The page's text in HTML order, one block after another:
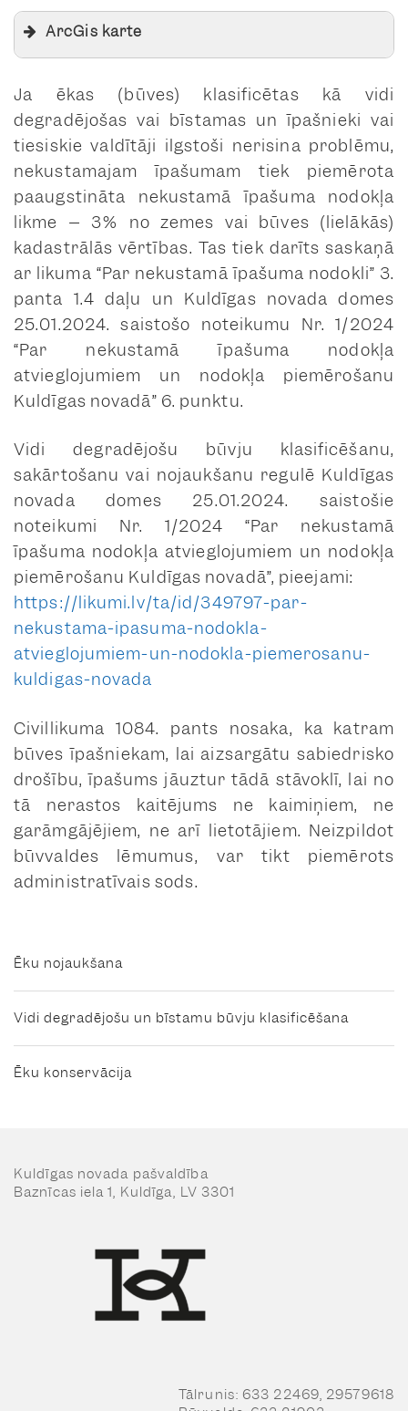
Alsungas pag.
Gudenieku pag.
Īvandes pag.
Kabiles pag.
Kuldīga
Kurmāles pag.
Laidu pag.
Nīkrāces pag.
Padures pag.
Pelču pag.
Rendas pag.
Rudbāržu pag.
Rumbas pag.
Skrunda
Skrundas pag
Snēpeles pag.
Vārmes pag.
ArcGis karte
ArcGis karte
Ja ēkas (būves) klasificētas kā vidi
degradējošas vai bīstamas un īpašnieki vai
tiesiskie valdītāji ilgstoši nerisina problēmu,
nekustamajam īpašumam tiek piemērota
paaugstināta nekustamā īpašuma nodokļa
likme – 3% no zemes vai būves (lielākās)
kadastrālās vērtības. Tas tiek darīts saskaņā
ar likuma “Par nekustamā īpašuma nodokli” 3.
panta 1.4 daļu un Kuldīgas novada domes
25.01.2024. saistošo noteikumu Nr. 1/2024
“Par nekustamā īpašuma nodokļa
atvieglojumiem un nodokļa piemērošanu
Kuldīgas novadā” 6. punktu.
Vidi degradējošu būvju klasificēšanu,
sakārtošanu vai nojaukšanu regulē Kuldīgas
novada domes 25.01.2024. saistošie
noteikumi Nr. 1/2024 “Par nekustamā
īpašuma nodokļa atvieglojumiem un nodokļa
piemērošanu Kuldīgas novadā”, pieejami:
https://likumi.lv/ta/id/349797-par-
nekustama-ipasuma-nodokla-
atvieglojumiem-un-nodokla-piemerosanu-
kuldigas-novada
Civillikuma 1084. pants nosaka, ka katram
būves īpašniekam, lai aizsargātu sabiedrisko
drošību, īpašums jāuztur tādā stāvoklī, lai no
tā nerastos kaitējums ne kaimiņiem, ne
garāmgājējiem, ne arī lietotājiem. Neizpildot
būvvaldes lēmumus, var tikt piemērots
administratīvais sods.
Ēku nojaukšana
Vidi degradējošu un bīstamu būvju klasificēšana
Ēku konservācija
Kuldīgas novada pašvaldība
Baznīcas iela 1, Kuldīga, LV 3301
Tālrunis: 633 22469, 29579618